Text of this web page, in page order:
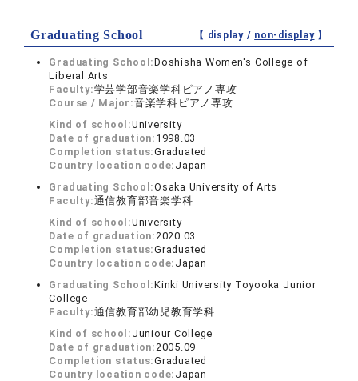
Graduating School 【 display / non-display】
Graduating School:Doshisha Women's College of
Liberal Arts
Faculty:学芸学部音楽学科ピアノ専攻
Course / Major:音楽学科ピアノ専攻
Kind of school:University
Date of graduation: 1998.03
Completion status:Graduated
Country location code: Japan
Graduating School:Osaka University of Arts
Faculty:通信教育部音楽学科
Kind of school:University
Date of graduation: 2020.03
Completion status:Graduated
Country location code: Japan
Graduating School:Kinki University Toyooka Junior
College
Faculty:通信教育部幼児教育学科
Kind of school: Juniour College
Date of graduation: 2005.09
Completion status:Graduated
Country location code: Japan